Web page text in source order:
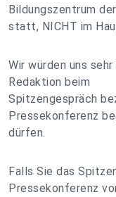
Bildungszentrum
statt, NICHT im
Wir würden uns
Redaktion beim
Spitzengespräch
Pressekonferenz
dürfen.
Falls Sie das
Pressekonferenz